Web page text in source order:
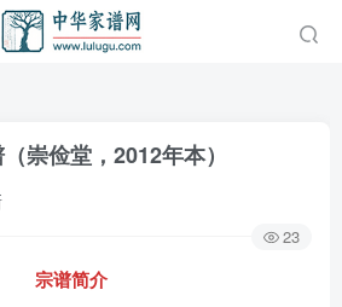
崇俭堂，2012年本）
23
宗谱简介